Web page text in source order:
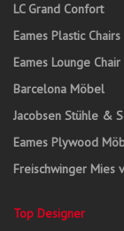
LC Grand Confort
Eames Plastic Chairs
Eames Lounge Chair
Barcelona Möbel
Jacobsen Stühle &
Eames Plywood
Freischwinger Mies
Top Designer